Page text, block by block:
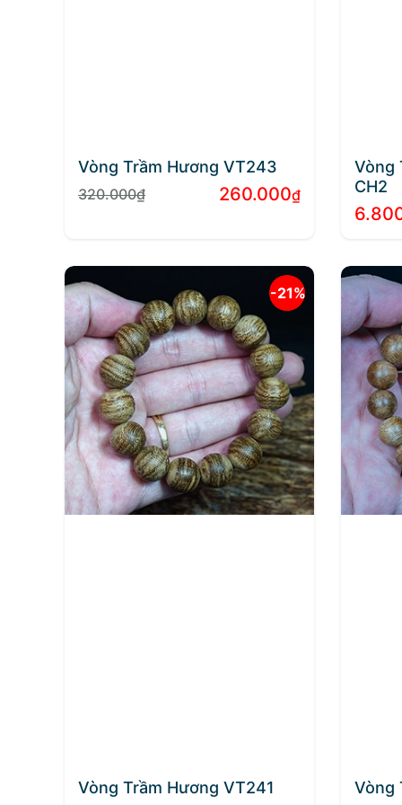
Vòng Trầm Hương VT243
320.000₫
Giá
320.000₫.
260.000₫
Giá
là:
260.000₫.
Vòng
CH2
-21%
Vòng Trầm Hương VT241 Vòng